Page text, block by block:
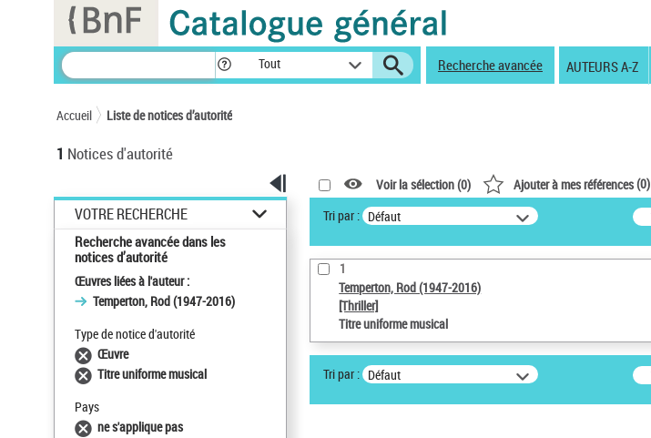
Tout Recherche avancée AUTEURS A-Z
Accueil Liste de notices d’autorité
1 Notices d'autorité
VOTRE RECHERCHE
Recherche avancée dans les
notices d’autorité
Œuvres liées à l'auteur :
Temperton, Rod (1947-2016)
Type de notice d'autorité
Œuvre
Titre uniforme musical
Pays
ne s'applique pas
Voir la sélection (0) Ajouter à mes références(0)
Tri par : Défaut
1
Temperton, Rod (1947-2016)
[Thriller]
Titre uniforme musical
Tri par : Défaut
Panneau de gestion des cookies